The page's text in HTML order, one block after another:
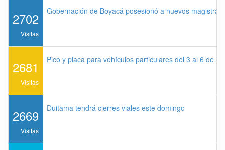
2702
Visitas
Gobernación de Boyacá posesionó a nuevos
2681
Visitas
Pico y placa para vehículos particulares del 3 al 6 de
2669
Visitas
Duitama tendrá cierres viales este domingo